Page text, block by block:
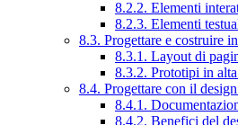
8.2.2. Elementi
8.2.3. Elementi
8.3. Progettare e costruire
8.3.1. Layout di
8.3.2. Prototipi in
8.4. Progettare con il
8.4.1.
8.4.2. Benefici del